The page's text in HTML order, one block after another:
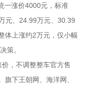
一涨价4000元，标准
元、24.99万元、30.39
体上涨约2万元，仅小幅
策。
，不调整整车官方售
下王朝网、海洋网、